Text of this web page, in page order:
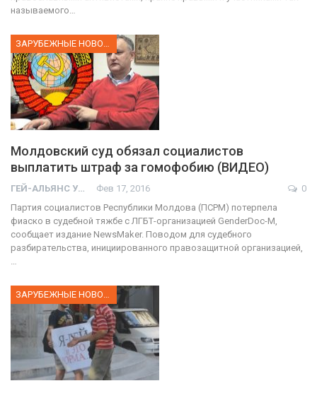
называемого…
ЗАРУБЕЖНЫЕ НОВОСТИ
Молдовский суд обязал социалистов
выплатить штраф за гомофобию (ВИДЕО)
ГЕЙ-АЛЬЯНС УКРАИНА Фев 17, 2016
0
Партия социалистов Республики Молдова (ПСРМ) потерпела
фиаско в судебной тяжбе с ЛГБТ-организацией GenderDoc-M,
сообщает издание NewsMaker. Поводом для судебного
разбирательства, инициированного правозащитной организацией,